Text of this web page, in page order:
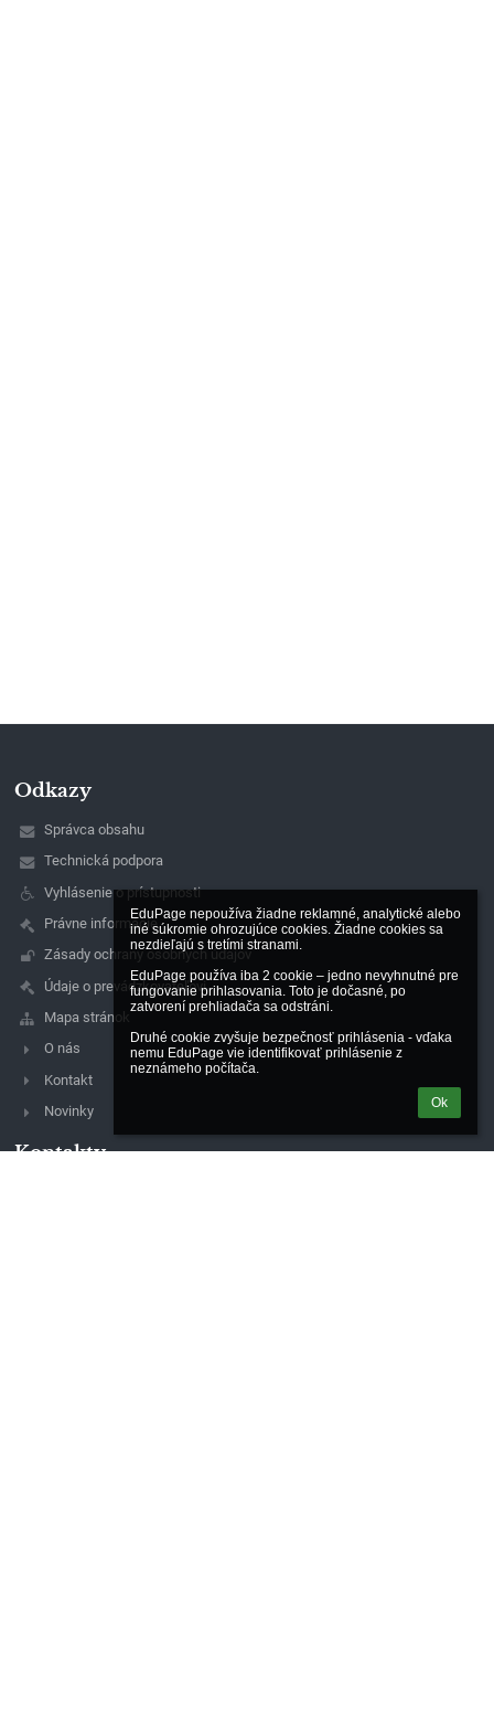
EduPage nepoužíva žiadne reklamné, analytické alebo
iné súkromie ohrozujúce cookies. Žiadne cookies sa
nezdieľajú s tretími stranami.
EduPage používa iba 2 cookie – jedno nevyhnutné pre
fungovanie prihlasovania. Toto je dočasné, po
zatvorení prehliadača sa odstráni.
Druhé cookie zvyšuje bezpečnosť prihlásenia - vďaka
nemu EduPage vie identifikovať prihlásenie z
neznámeho počítača.
Ok
Odkazy
Správca obsahu
Technická podpora
Vyhlásenie o prístupnosti
Právne informácie
Zásady ochrany osobných údajov
Údaje o prevádzkovateľovi
Mapa stránok
O nás
Kontakt
Novinky
Kontakty